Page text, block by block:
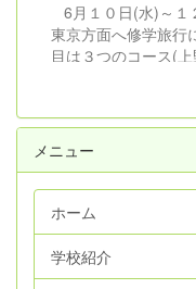
る」』という言葉
た。「つなごう、つ
てしまいますが、つ
「発達特性のあるこ
て」と題して、弘前
有子氏から...
笑顔で触れ合う様
後は全員で「青の煌
た。楽しい時間はあ
２回目の交流を行う
6月１０日(水)～１
東京方面へ修学旅行
目は３つのコース(
台場グループに分か
イツリー見学とそれ
天気にも恵まれ、ホ
温泉を堪能し、充実
ました
メニュー
ホーム
学校紹介